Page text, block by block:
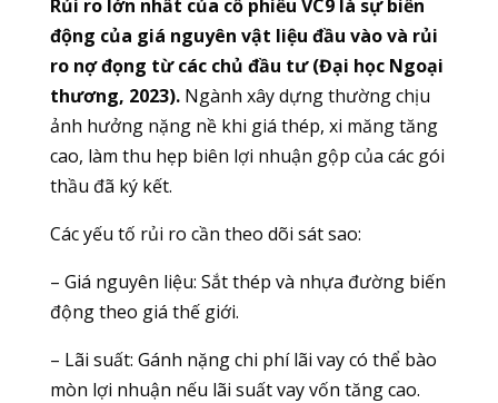
Rủi ro lớn nhất của cổ phiếu VC9 là sự biến
động của giá nguyên vật liệu đầu vào và rủi
ro nợ đọng từ các chủ đầu tư (Đại học Ngoại
thương, 2023).Ngành xây dựng thường chịu
ảnh hưởng nặng nề khi giá thép, xi măng tăng
cao, làm thu hẹp biên lợi nhuận gộp của các gói
thầu đã ký kết.
Các yếu tố rủi ro cần theo dõi sát sao:
– Giá nguyên liệu: Sắt thép và nhựa đường biến
động theo giá thế giới.
– Lãi suất: Gánh nặng chi phí lãi vay có thể bào
mòn lợi nhuận nếu lãi suất vay vốn tăng cao.